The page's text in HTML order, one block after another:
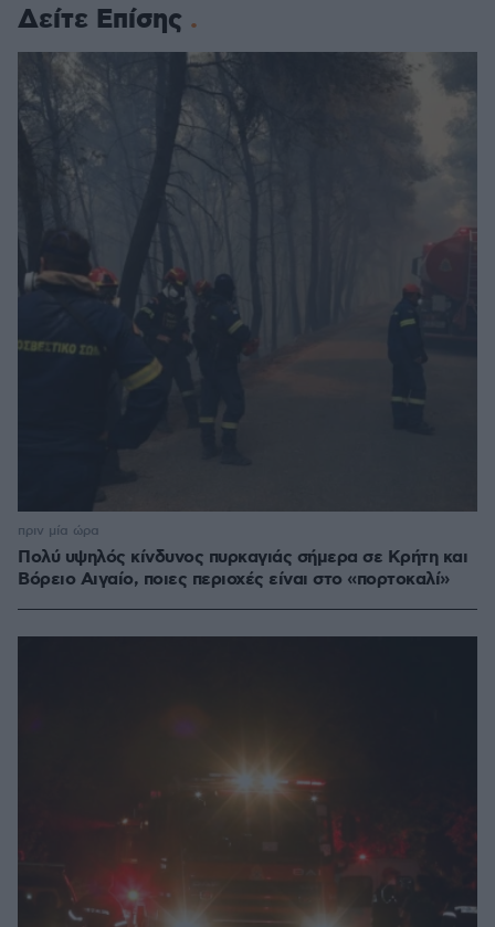
Δείτε Επίσης
Πολύ υψηλός κίνδυνος πυρκαγιάς σήμερα σε Κρήτη και
Βόρειο Αιγαίο, ποιες περιοχές είναι στο «πορτοκαλί»
πριν μία ώρα